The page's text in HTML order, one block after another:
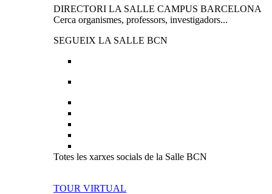
DIRECTORI LA SALLE CAMPUS BARCELONA
Cerca organismes, professors, investigadors...
SEGUEIX LA SALLE BCN
Totes les xarxes socials de la Salle BCN
TOUR VIRTUAL